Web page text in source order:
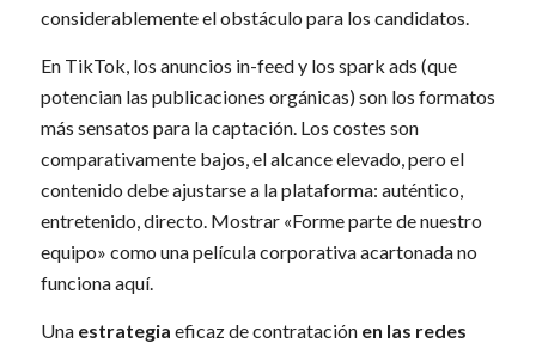
considerablemente el obstáculo para los candidatos.
En TikTok, los anuncios in-feed y los spark ads (que
potencian las publicaciones orgánicas) son los formatos
más sensatos para la captación. Los costes son
comparativamente bajos, el alcance elevado, pero el
contenido debe ajustarse a la plataforma: auténtico,
entretenido, directo. Mostrar «Forme parte de nuestro
equipo» como una película corporativa acartonada no
funciona aquí.
Una estrategia eficaz de contratación en las redes